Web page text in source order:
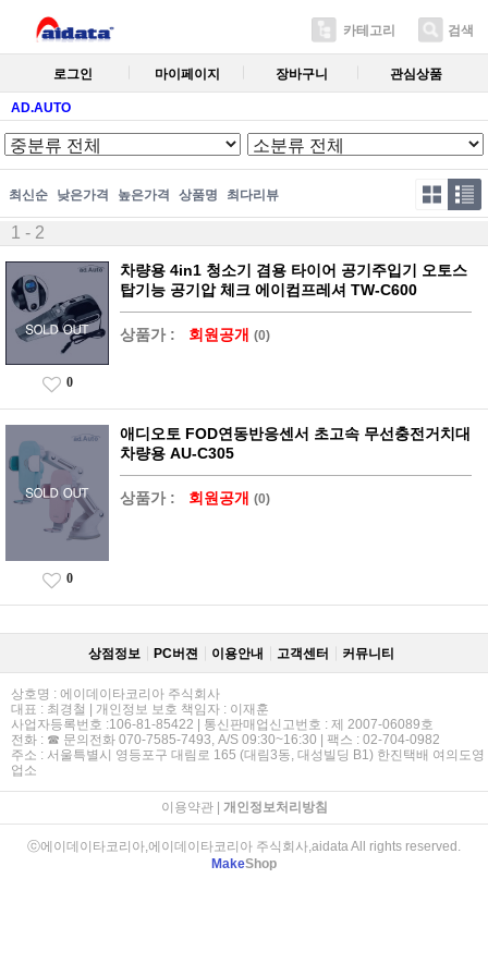
카테고리 검색
로그인 마이페이지 장바구니 관심상품
AD.AUTO
최신순 낮은가격 높은가격 상품명 최다리뷰
1 - 2
차량용 4in1 청소기 겸용 타이어 공기주입기 오토스
탑기능 공기압 체크 에이컴프레셔 TW-C600
상품가 : 회원공개 (0)
0
애디오토 FOD연동반응센서 초고속 무선충전거치대
차량용 AU-C305
상품가 : 회원공개 (0)
0
상점정보 PC버젼 이용안내 고객센터 커뮤니티
상호명 : 에이데이타코리아 주식회사
대표 : 최경철 | 개인정보 보호 책임자 : 이재훈
사업자등록번호 :106-81-85422 | 통신판매업신고번호 : 제 2007-06089호
전화 : ☎ 문의전화 070-7585-7493, A/S 09:30~16:30 | 팩스 : 02-704-0982
주소 : 서울특별시 영등포구 대림로 165 (대림3동, 대성빌딩 B1) 한진택배 여의도영
업소
이용약관| 개인정보처리방침
ⓒ에이데이타코리아,에이데이타코리아 주식회사,aidata All rights reserved.
MakeShop